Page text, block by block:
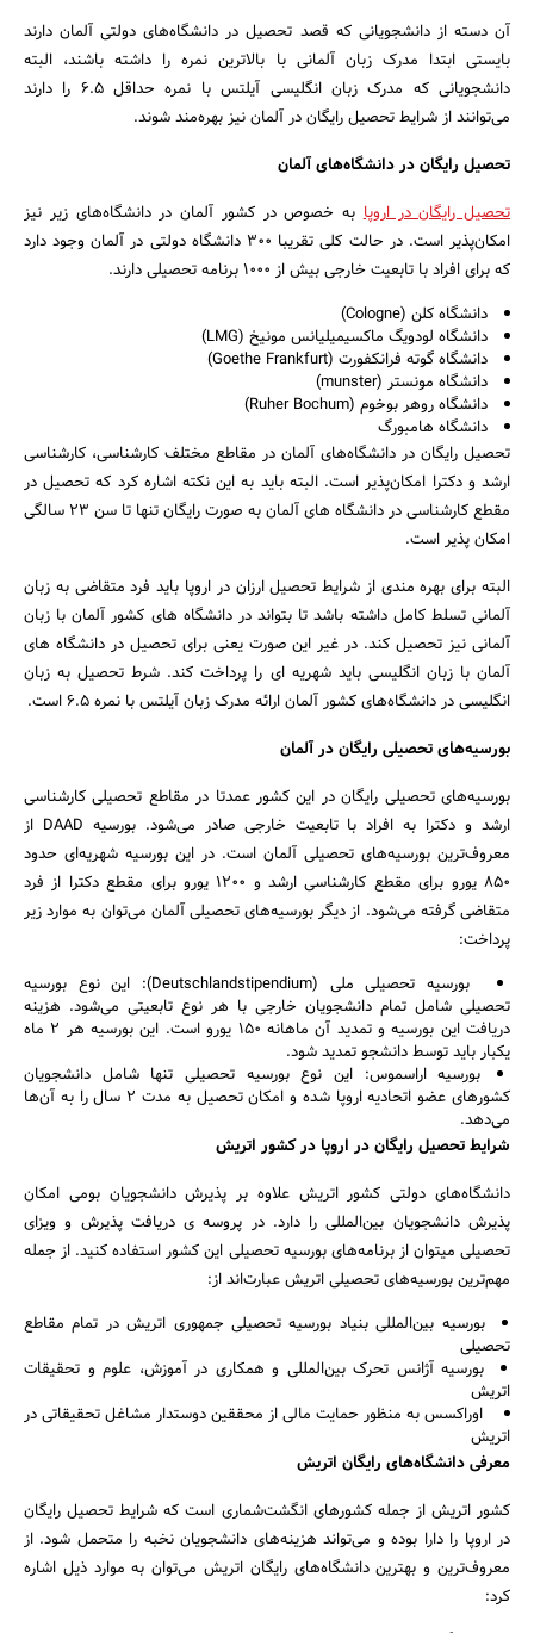
آن دسته از دانشجویانی که قصد تحصیل در دانشگاه‌های دولتی آلمان دارند
بایستی ابتدا مدرک زبان آلمانی با بالاترین نمره را داشته باشند، البته
دانشجویانی که مدرک زبان انگلیسی آیلتس با نمره حداقل 6.5 را دارند
می‌توانند از شرایط تحصیل رایگان در آلمان نیز بهره‌مند شوند.
تحصیل رایگان در دانشگاه‌های آلمان
تحصیل رایگان در اروپابه خصوص در کشور آلمان در دانشگاه‌های زیر نیز
امکان‌پذیر است. در حالت کلی تقریبا 300 دانشگاه دولتی در آلمان وجود دارد
که برای افراد با تابعیت خارجی بیش از 1000 برنامه تحصیلی دارند.
دانشگاه کلن (Cologne)
دانشگاه لودویگ ماکسیمیلیانس مونیخ (LMG)
دانشگاه گوته فرانکفورت (Goethe Frankfurt)
دانشگاه مونستر (munster)
دانشگاه روهر بوخوم (Ruher Bochum)
دانشگاه هامبورگ
تحصیل رایگان در دانشگاه‌های آلمان در مقاطع مختلف کارشناسی، کارشناسی
ارشد و دکترا امکان‌پذیر است. البته باید به این نکته اشاره کرد که تحصیل در
مقطع کارشناسی در دانشگاه‌ های آلمان به صورت رایگان تنها تا سن 23 سالگی
امکان ‌پذیر است.
البته برای بهره ‌مندی از شرایط تحصیل ارزان در اروپا باید فرد متقاضی به زبان
آلمانی تسلط کامل داشته باشد تا بتواند در دانشگاه‌ های کشور آلمان با زبان
آلمانی نیز تحصیل کند. در غیر این صورت یعنی برای تحصیل در دانشگاه‌ های
آلمان با زبان انگلیسی باید شهریه ‌ای را پرداخت کند. شرط تحصیل به زبان
انگلیسی در دانشگاه‌های کشور آلمان ارائه مدرک زبان آیلتس با نمره 6.5 است.
بورسیه‌های تحصیلی رایگان در آلمان
بورسیه‌های تحصیلی رایگان در این کشور عمدتا در مقاطع تحصیلی کارشناسی
ارشد و دکترا به افراد با تابعیت خارجی صادر می‌شود. بورسیه DAAD از
معروف‌ترین بورسیه‌های تحصیلی آلمان است. در این بورسیه شهریه‌ای حدود
850 یورو برای مقطع کارشناسی ارشد و 1200 یورو برای مقطع دکترا از فرد
متقاضی گرفته می‌شود. از دیگر بورسیه‌های تحصیلی آلمان می‌توان به موارد زیر
پرداخت:
بورسیه تحصیلی ملی (Deutschlandstipendium): این نوع بورسیه
تحصیلی شامل تمام دانشجویان خارجی با هر نوع تابعیتی می‌شود. هزینه
دریافت این بورسیه و تمدید آن ماهانه 150 یورو است. این بورسیه هر 2 ماه
یکبار باید توسط دانشجو تمدید شود.
بورسیه اراسموس: این نوع بورسیه تحصیلی تنها شامل دانشجویان
کشورهای عضو اتحادیه اروپا شده و امکان تحصیل به مدت 2 سال را به آن‌ها
می‌دهد.
شرایط تحصیل رایگان در اروپا در کشور اتریش
دانشگاه‌های دولتی کشور اتریش علاوه بر پذیرش دانشجویان بومی امکان
پذیرش دانشجویان بین‌المللی را دارد. در پروسه ی دریافت پذیرش و ویزای
تحصیلی میتوان از برنامه‌های بورسیه تحصیلی این کشور استفاده کنید. از جمله
مهم‌ترین بورسیه‌های تحصیلی اتریش عبارت‌اند از:
بورسیه بین‌المللی بنیاد بورسیه تحصیلی جمهوری اتریش در تمام مقاطع
تحصیلی
بورسیه آژانس تحرک بین‌المللی و همکاری در آموزش، علوم و تحقیقات
اتریش
اوراکسس به منظور حمایت مالی از محققین دوستدار مشاغل تحقیقاتی در
اتریش
معرفی دانشگاه‌های رایگان اتریش
کشور اتریش از جمله کشورهای انگشت‌شماری است که شرایط تحصیل رایگان
در اروپا را دارا بوده و می‌تواند هزینه‌های دانشجویان نخبه را متحمل شود. از
معروف‌ترین و بهترین دانشگاه‌های رایگان اتریش می‌توان به موارد ذیل اشاره
کرد: